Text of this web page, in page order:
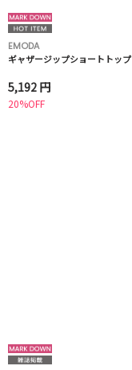
EMODA
ギャザージップショートトップ
5,192 円
20%OFF